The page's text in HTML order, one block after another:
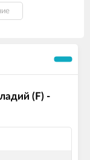
(F) -